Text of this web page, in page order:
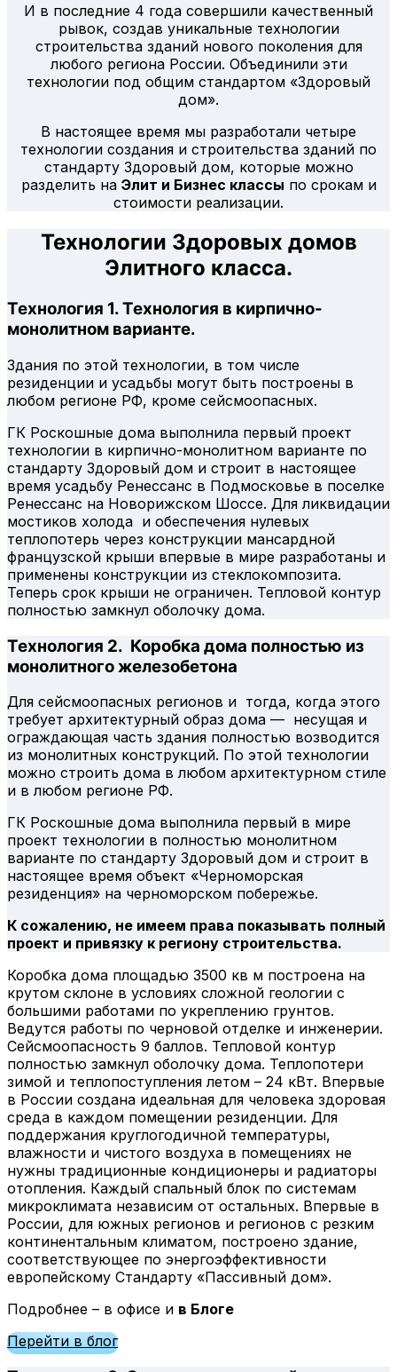
И в последние 4 года совершили качественный
рывок, создав уникальные технологии
строительства зданий нового поколения для
любого региона России. Объединили эти
технологии под общим стандартом «Здоровый
дом».
В настоящее время мы разработали четыре
технологии создания и строительства зданий по
стандарту Здоровый дом, которые можно
разделить на Элит и Бизнес классы по срокам и
стоимости реализации.
Технологии Здоровых домов
Элитного класса.
Технология 1. Технология в кирпично-
монолитном варианте.
Здания по этой технологии, в том числе
резиденции и усадьбы могут быть построены в
любом регионе РФ, кроме сейсмоопасных.
ГК Роскошные дома выполнила первый проект
технологии в кирпично-монолитном варианте по
стандарту Здоровый дом и строит в настоящее
время усадьбу Ренессанс в Подмосковье в поселке
Ренессанс на Новорижском Шоссе. Для ликвидации
мостиков холода и обеспечения нулевых
теплопотерь через конструкции мансардной
французской крыши впервые в мире разработаны и
применены конструкции из стеклокомпозита.
Теперь срок крыши не ограничен. Тепловой контур
полностью замкнул оболочку дома.
Технология 2. Коробка дома полностью из
монолитного железобетона
Для сейсмоопасных регионов и тогда, когда этого
требует архитектурный образ дома — несущая и
ограждающая часть здания полностью возводится
из монолитных конструкций. По этой технологии
можно строить дома в любом архитектурном стиле
и в любом регионе РФ.
ГК Роскошные дома выполнила первый в мире
проект технологии в полностью монолитном
варианте по стандарту Здоровый дом и строит в
настоящее время объект «Черноморская
резиденция» на черноморском побережье.
К сожалению, не имеем права показывать полный
проект и привязку к региону строительства.
Коробка дома площадью 3500 кв м построена на
крутом склоне в условиях сложной геологии с
большими работами по укреплению грунтов.
Ведутся работы по черновой отделке и инженерии.
Сейсмоопасность 9 баллов. Тепловой контур
полностью замкнул оболочку дома. Теплопотери
зимой и теплопоступления летом – 24 кВт. Впервые
в России создана идеальная для человека здоровая
среда в каждом помещении резиденции. Для
поддержания круглогодичной температуры,
влажности и чистого воздуха в помещениях не
нужны традиционные кондиционеры и радиаторы
отопления. Каждый спальный блок по системам
микроклимата независим от остальных. Впервые в
России, для южных регионов и регионов с резким
континентальным климатом, построено здание,
соответствующее по энергоэффективности
европейскому Стандарту «Пассивный дом».
Подробнее – в офисе и в Блоге
Перейти в блог